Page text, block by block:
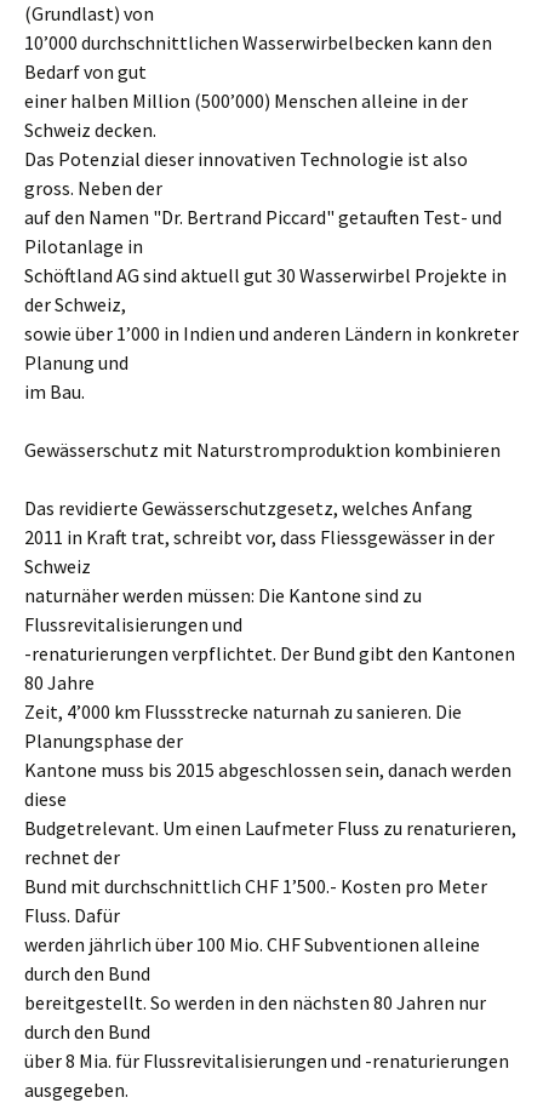
(Grundlast) von
10’000 durchschnittlichen Wasserwirbelbecken kann den
Bedarf von gut
einer halben Million (500’000) Menschen alleine in der
Schweiz decken.
Das Potenzial dieser innovativen Technologie ist also
gross. Neben der
auf den Namen "Dr. Bertrand Piccard" getauften Test- und
Pilotanlage in
Schöftland AG sind aktuell gut 30 Wasserwirbel Projekte in
der Schweiz,
sowie über 1’000 in Indien und anderen Ländern in konkreter
Planung und
im Bau.
Gewässerschutz mit Naturstromproduktion kombinieren
Das revidierte Gewässerschutzgesetz, welches Anfang
2011 in Kraft trat, schreibt vor, dass Fliessgewässer in der
Schweiz
naturnäher werden müssen: Die Kantone sind zu
Flussrevitalisierungen und
-renaturierungen verpflichtet. Der Bund gibt den Kantonen
80 Jahre
Zeit, 4’000 km Flussstrecke naturnah zu sanieren. Die
Planungsphase der
Kantone muss bis 2015 abgeschlossen sein, danach werden
diese
Budgetrelevant. Um einen Laufmeter Fluss zu renaturieren,
rechnet der
Bund mit durchschnittlich CHF 1’500.- Kosten pro Meter
Fluss. Dafür
werden jährlich über 100 Mio. CHF Subventionen alleine
durch den Bund
bereitgestellt. So werden in den nächsten 80 Jahren nur
durch den Bund
über 8 Mia. für Flussrevitalisierungen und -renaturierungen
ausgegeben.